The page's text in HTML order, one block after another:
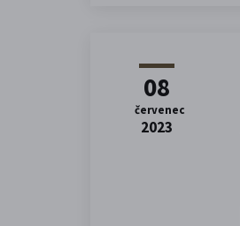
08
červenec
2023